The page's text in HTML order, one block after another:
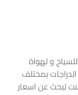
و لهواة
بمختلف
تبحث عن اسعار